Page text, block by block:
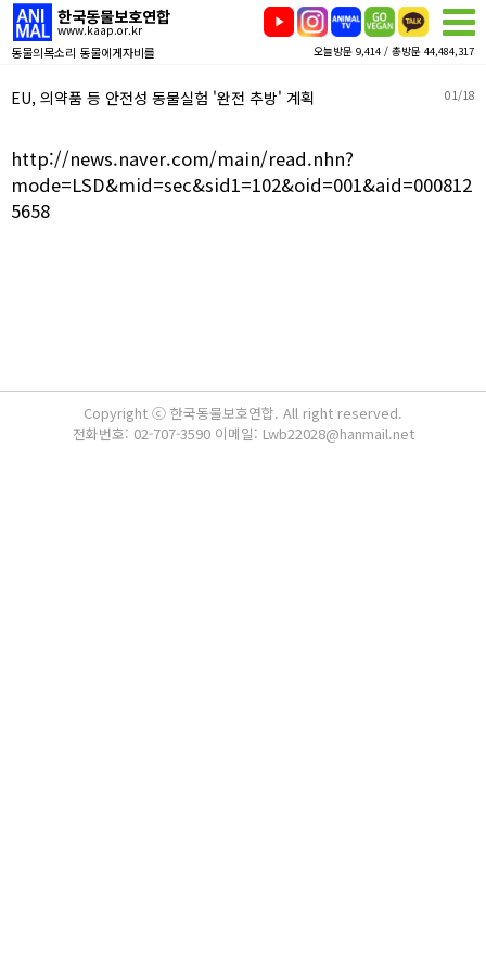
한국동물보호연합
www.kaap.or.kr
동물의목소리 동물에게자비를 오늘방문 9,414 / 총방문 44,484,317
EU, 의약품 등 안전성 동물실험 '완전 추방' 계획 01/18
http://news.naver.com/main/read.nhn?
mode=LSD&mid=sec&sid1=102&oid=001&aid=000812
5658
Copyright ⓒ 한국동물보호연합. All right reserved.
전화번호: 02-707-3590 이메일: Lwb22028@hanmail.net